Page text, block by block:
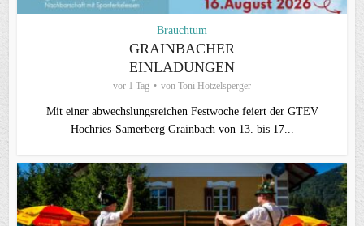
Brauchtum
GRAINBACHER
EINLADUNGEN
vor 1 Tag von Toni Hötzelsperger
Mit einer abwechslungsreichen Festwoche feiert der GTEV
Hochries-Samerberg Grainbach von 13. bis 17...